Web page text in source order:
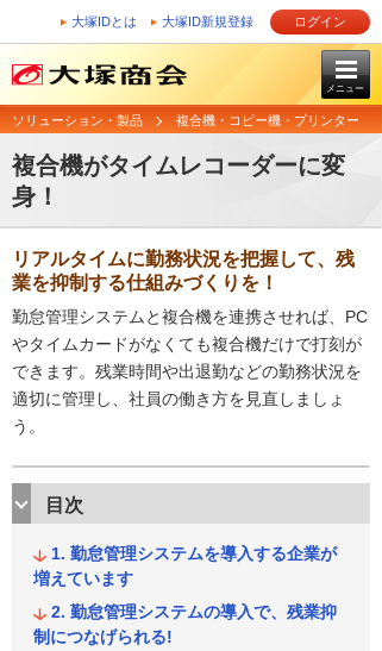
大塚IDとは 大塚ID新規登録 ログイン
メニュー
ソリューション・製品 複合機・コピー機・プリンター
複合機がタイムレコーダーに変
身！
リアルタイムに勤務状況を把握して、残
業を抑制する仕組みづくりを！
勤怠管理システムと複合機を連携させれば、PC
やタイムカードがなくても複合機だけで打刻が
できます。残業時間や出退勤などの勤務状況を
適切に管理し、社員の働き方を見直しましょ
う。
目次
勤怠管理システムを導入する企業が
増えています
勤怠管理システムの導入で、残業抑
制につなげられる!